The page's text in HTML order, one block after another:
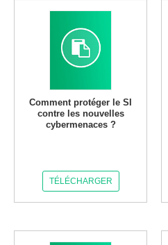
Comment protéger le SI
contre les nouvelles
cybermenaces ?
TÉLÉCHARGER